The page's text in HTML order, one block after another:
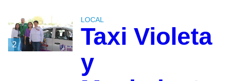
2
LOCAL
Taxi Violeta
y